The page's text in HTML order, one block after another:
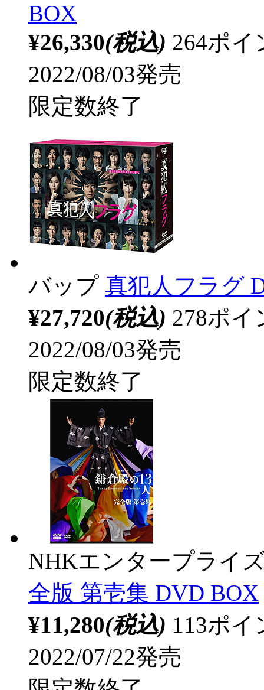
BOX
¥26,330(税込) 264ポ
2022/08/03発売
限定数終了
バップ 真犯人フラグ
¥27,720(税込) 278ポ
2022/08/03発売
限定数終了
NHKエンタープライ
全版 第壱集 DVD BOX
¥11,280(税込) 113ポ
2022/07/22発売